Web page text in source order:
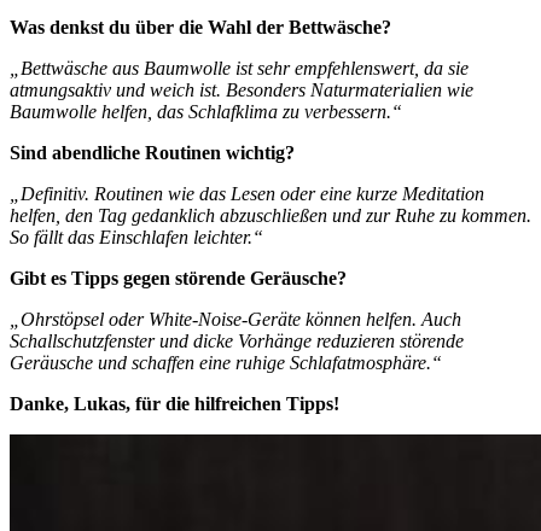
Was denkst du über die Wahl der Bettwäsche?
„Bettwäsche aus Baumwolle ist sehr empfehlenswert, da sie
atmungsaktiv und weich ist. Besonders Naturmaterialien wie
Baumwolle helfen, das Schlafklima zu verbessern.“
Sind abendliche Routinen wichtig?
„Definitiv. Routinen wie das Lesen oder eine kurze Meditation
helfen, den Tag gedanklich abzuschließen und zur Ruhe zu kommen.
So fällt das Einschlafen leichter.“
Gibt es Tipps gegen störende Geräusche?
„Ohrstöpsel oder White-Noise-Geräte können helfen. Auch
Schallschutzfenster und dicke Vorhänge reduzieren störende
Geräusche und schaffen eine ruhige Schlafatmosphäre.“
Danke, Lukas, für die hilfreichen Tipps!